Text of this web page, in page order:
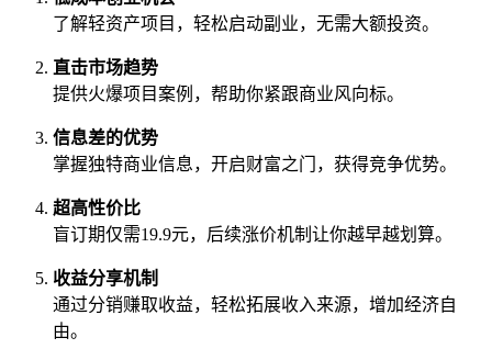
了解轻资产项目，轻松启动副业，无需大额投资。
直击市场趋势
提供火爆项目案例，帮助你紧跟商业风向标。
信息差的优势
掌握独特商业信息，开启财富之门，获得竞争优势。
超高性价比
盲订期仅需19.9元，后续涨价机制让你越早越划算。
收益分享机制
通过分销赚取收益，轻松拓展收入来源，增加经济自
由。